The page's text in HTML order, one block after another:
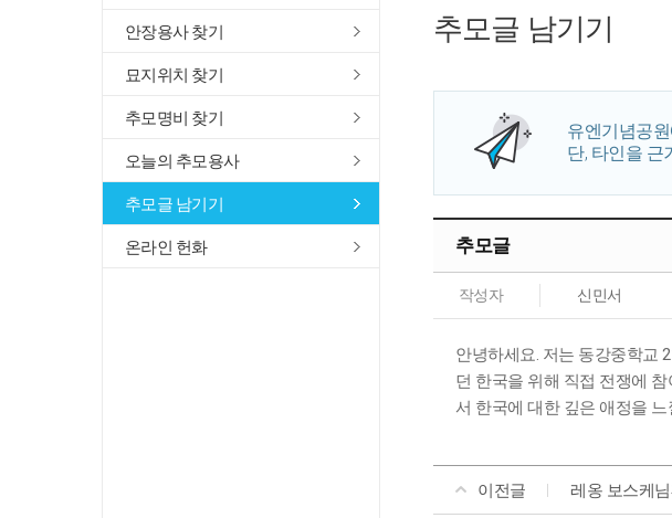
안장용사 찾기
묘지위치 찾기
추모명비 찾기
오늘의 추모용사
추모글 남기기
온라인 헌화
추모글 남기기
유엔기념공
단, 타인을 근
추모글
작성자 신민서
안녕하세요. 저는 동강중학교
던 한국을 위해 직접 전쟁에
서 한국에 대한 깊은 애정을
이전글 레옹 보스케